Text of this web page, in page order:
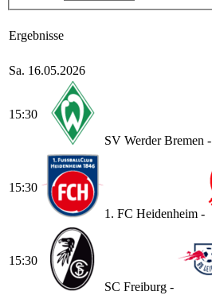
Er­geb­nis­se
Sa. 16.05.2026
15:30
SV Werder Bremen -
15:30
1. FC Heidenheim -
15:30
SC Freiburg -